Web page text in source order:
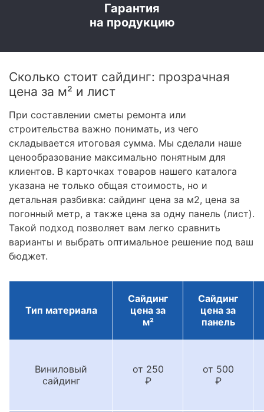
Гарантия
на продукцию
Сколько стоит сайдинг: прозрачная
цена за м² и лист
При составлении сметы ремонта или
строительства важно понимать, из чего
складывается итоговая сумма. Мы сделали наше
ценообразование максимально понятным для
клиентов. В карточках товаров нашего каталога
указана не только общая стоимость, но и
детальная разбивка: сайдинг цена за м2, цена за
погонный метр, а также цена за одну панель (лист).
Такой подход позволяет вам легко сравнить
варианты и выбрать оптимальное решение под ваш
бюджет.
Тип материала
Сайдинг
цена за
м²
Сайдинг
цена за
панель
Виниловый
сайдинг
от 250
₽
от 500
₽